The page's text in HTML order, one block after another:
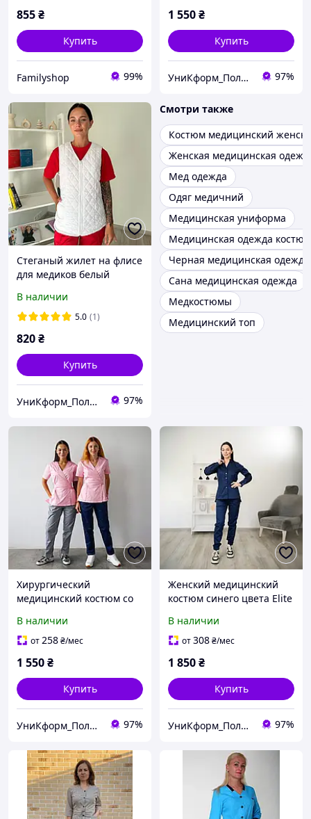
855₴
Купить
Familyshop 99%
1 550₴
Купить
УниКформ_Полтава 97%
Стеганый жилет на флисе
для медиков белый
В наличии
5.0 (1)
820₴
Купить
УниКформ_Полтава 97%
Смотри также
Костюм медицинский
Женская медицинская
Мед одежда
Одяг медичний
Медицинская униформа
Медицинская одежда
Черная медицинская одежда
Сана медицинская одежда
Медкостюмы
Медицинский топ
Хирургический
медицинский костюм со
запах, брюки на резинке
В наличии
от258₴/мес
1 550₴
Купить
УниКформ_Полтава 97%
Женский медицинский
костюм синего цвета Elite
брюки)
В наличии
от308₴/мес
1 850₴
Купить
УниКформ_Полтава 97%